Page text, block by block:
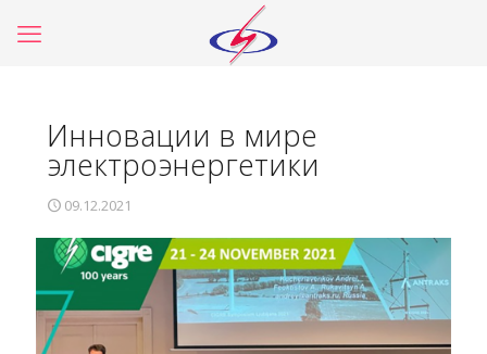
Инновации в мире
электроэнергетики
09.12.2021